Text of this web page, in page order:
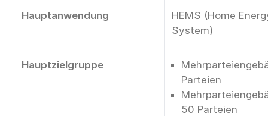
Hauptanwendung
HEMS (Home
System)
Hauptzielgruppe
Parteien
50 Parteien